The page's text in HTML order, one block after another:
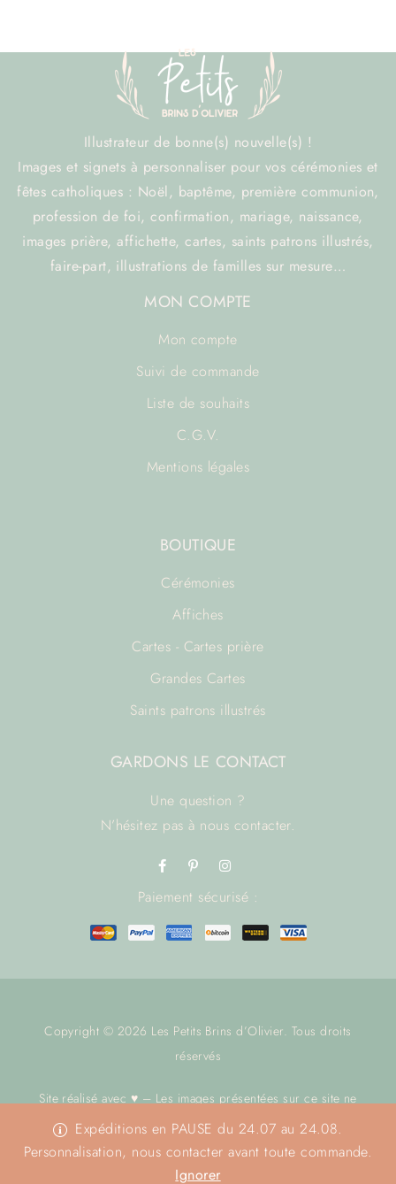
Expéditions en PAUSE du 24.07 au 24.08.
Personnalisation, nous contacter avant toute commande.
Ignorer
Illustrateur de bonne(s) nouvelle(s) !
Images et signets à personnaliser pour vos cérémonies et
fêtes catholiques : Noël, baptême, première communion,
profession de foi, confirmation, mariage, naissance,
images prière, affichette, cartes, saints patrons illustrés,
faire-part, illustrations de familles sur mesure…
MON COMPTE
Mon compte
Suivi de commande
Liste de souhaits
C.G.V.
Mentions légales
BOUTIQUE
Cérémonies
Affiches
Cartes - Cartes prière
Grandes Cartes
Saints patrons illustrés
GARDONS LE CONTACT
Une question ?
N’hésitez pas à nous contacter.
Paiement sécurisé :
Copyright © 2026 Les Petits Brins d’Olivier. Tous droits
réservés
Site réalisé avec ♥ – Les images présentées sur ce site ne
sont pas libres de droit.Nous contacter avant toute utilisation.
Merci